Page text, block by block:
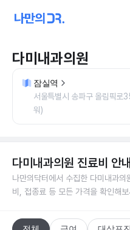
다미내과의원
잠실역
서울특별시 송파구 올림픽
워)
다미내과의원 진료비 안내
나만의닥터에서 수집한 다미내과의
비, 접종료 등 모든 가격을 확인해